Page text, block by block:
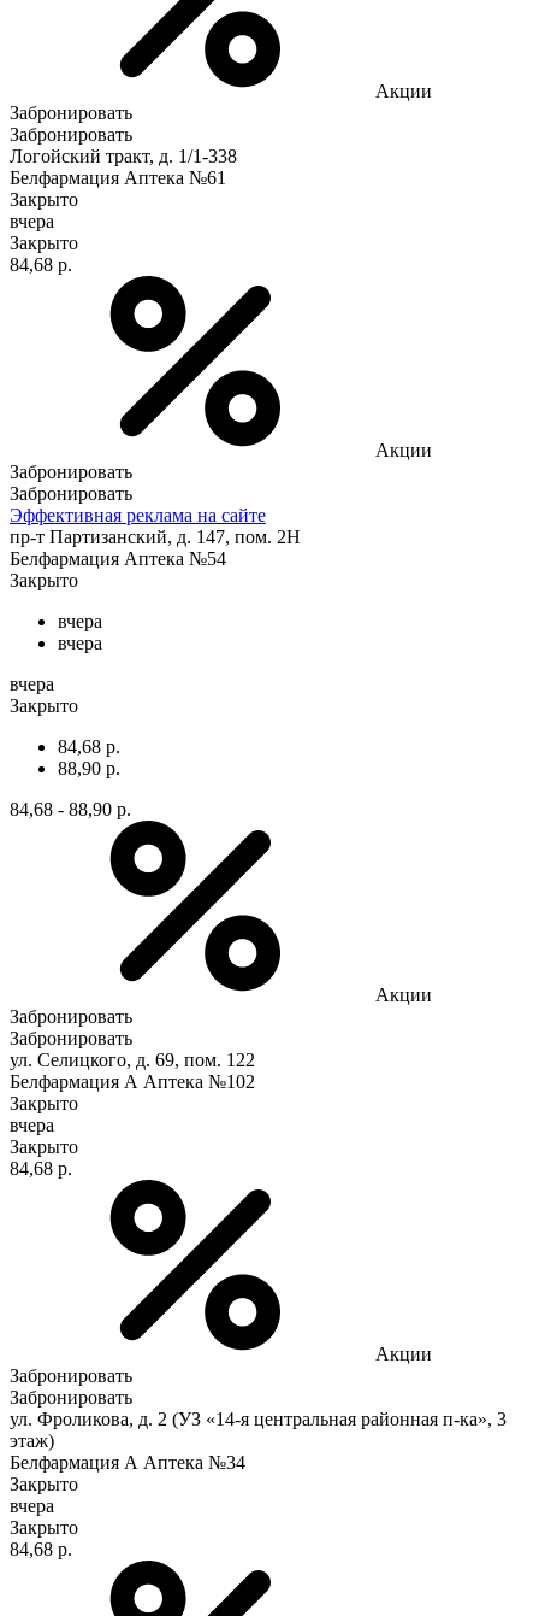
Акции
Забронировать
Забронировать
Логойский тракт, д. 1/1-338
Белфармация Аптека №61
Закрыто
вчера
Закрыто
84,68 р.
Акции
Забронировать
Забронировать
Эффективная реклама на сайте
пр-т Партизанский, д. 147, пом. 2Н
Белфармация Аптека №54
Закрыто
вчера
вчера
вчера
Закрыто
84,68 р.
88,90 р.
84,68 - 88,90 р.
Акции
Забронировать
Забронировать
ул. Селицкого, д. 69, пом. 122
Белфармация А Аптека №102
Закрыто
вчера
Закрыто
84,68 р.
Акции
Забронировать
Забронировать
ул. Фроликова, д. 2 (УЗ «14-я центральная районная п-ка», 3
этаж)
Белфармация А Аптека №34
Закрыто
вчера
Закрыто
84,68 р.